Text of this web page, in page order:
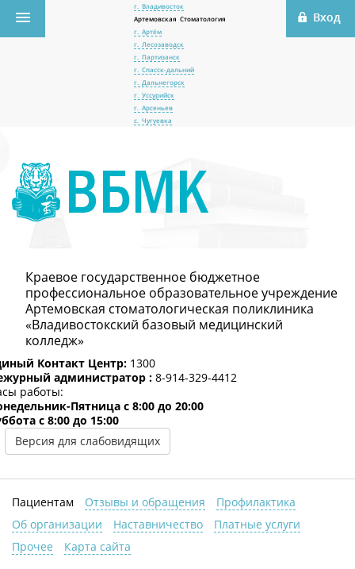
г. Владивосток
Артемовская Стоматология
г. Артём
г. Лесозаводск
г. Партизанск
г. Спасск-дальний
г. Дальнегорск
г. Уссурийск
г. Арсеньев
с. Чугуевка
Краевое государственное бюджетное
профессиональное образовательное учреждение
Артемовская стоматологическая поликлиника
«Владивостокский базовый медицинский
колледж»
Контакт Центр: 1300
администратор : 8-914-329-4412
работы:
Пятница c 8:00 до 20:00
с 8:00 до 15:00
Версия для слабовидящих
Пациентам Отзывы и обращения
Профилактика
Об организации
Наставничество
Платные услуги
Прочее
Карта сайта